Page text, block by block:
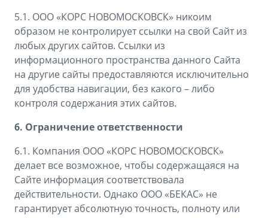
5.1. ООО «КОРС НОВОМОСКОВСК» никоим
образом не контролирует ссылки на свой Сайт из
любых других сайтов. Ссылки из
информационного пространства данного Сайта
на другие сайты предоставляются исключительно
для удобства навигации, без какого – либо
контроля содержания этих сайтов.
6. Ограничение ответственности
6.1. Компания ООО «КОРС НОВОМОСКОВСК»
делает все возможное, чтобы содержащаяся на
Сайте информация соответствовала
действительности. Однако ООО «БЕКАС» не
гарантирует абсолютную точность, полноту или